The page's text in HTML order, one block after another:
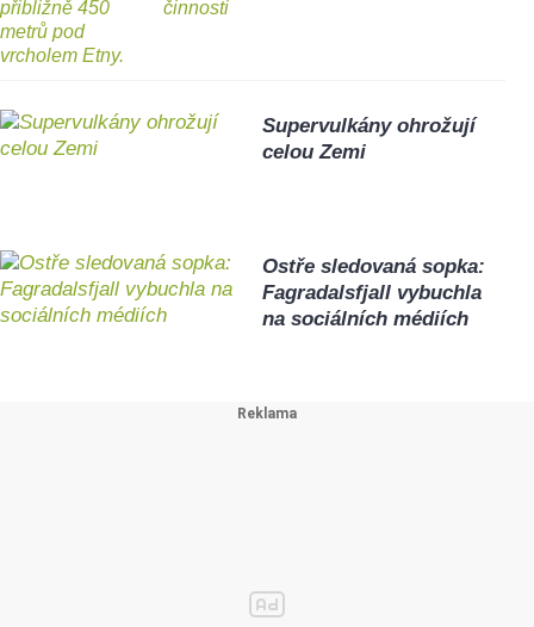
Supervulkány ohrožují
celou Zemi
Ostře sledovaná sopka:
Fagradalsfjall vybuchla
na sociálních médiích